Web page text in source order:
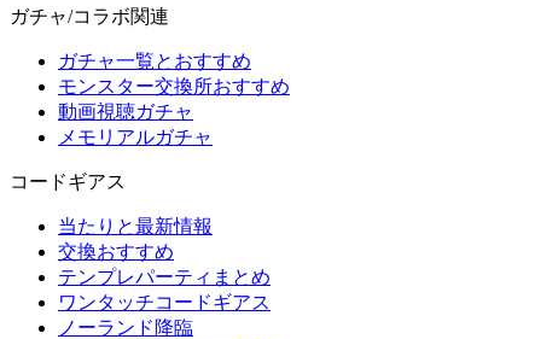
ガチャ/コラボ関連
ガチャ一覧とおすすめ
モンスター交換所おすすめ
動画視聴ガチャ
メモリアルガチャ
コードギアス
当たりと最新情報
交換おすすめ
テンプレパーティまとめ
ワンタッチコードギアス
ノーランド降臨